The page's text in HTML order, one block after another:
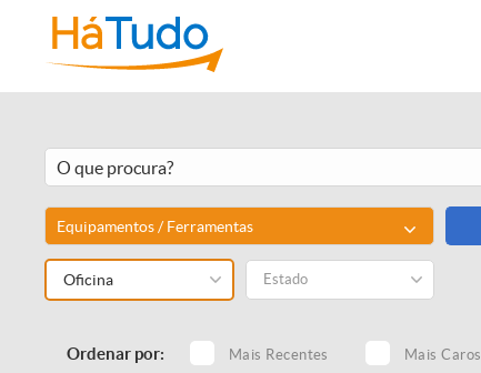
Equipamentos / Ferramentas
Oficina Estado
Ordenar por: Mais Recentes Mais Caros